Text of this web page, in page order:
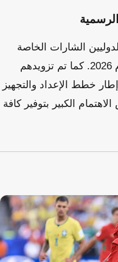
الشارات الخاصة
بالاتحاد الدولي لكرة القدم (فيفا) لعام 2026. كما تم تزويدهم
خطط الإعداد والتجهيز
الكبير بتوفير كافة